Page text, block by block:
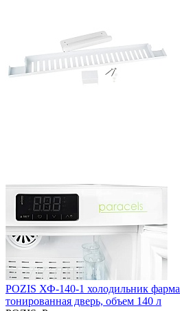
POZIS ХФ-140-1 холодильник
тонированная дверь, объем 140 л